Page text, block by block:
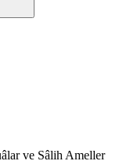
ve Sâlih Ameller